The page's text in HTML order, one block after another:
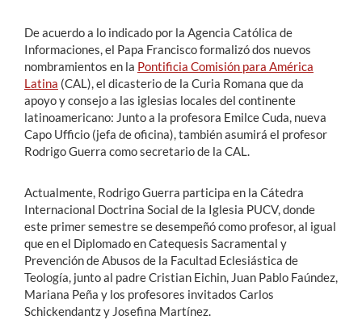
De acuerdo a lo indicado por la Agencia Católica de
Informaciones, el Papa Francisco formalizó dos nuevos
nombramientos en la Pontificia Comisión para América
Latina (CAL), el dicasterio de la Curia Romana que da
apoyo y consejo a las iglesias locales del continente
latinoamericano: Junto a la profesora Emilce Cuda, nueva
Capo Ufficio (jefa de oficina), también asumirá el profesor
Rodrigo Guerra como secretario de la CAL.
Actualmente, Rodrigo Guerra participa en la Cátedra
Internacional Doctrina Social de la Iglesia PUCV, donde
este primer semestre se desempeñó como profesor, al igual
que en el Diplomado en Catequesis Sacramental y
Prevención de Abusos de la Facultad Eclesiástica de
Teología, junto al padre Cristian Eichin, Juan Pablo Faúndez,
Mariana Peña y los profesores invitados Carlos
Schickendantz y Josefina Martínez.